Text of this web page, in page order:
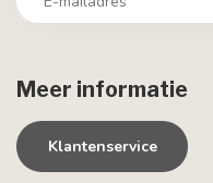
Meer informatie
Klantenservice